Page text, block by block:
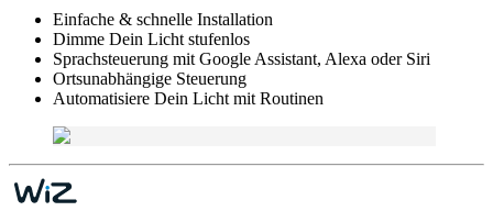
Einfache & schnelle Installation
Dimme Dein Licht stufenlos
Sprachsteuerung mit Google Assistant, Alexa oder Siri
Ortsunabhängige Steuerung
Automatisiere Dein Licht mit Routinen